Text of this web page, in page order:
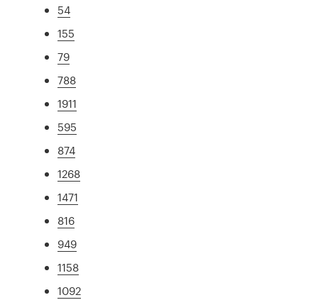
54
155
79
788
1911
595
874
1268
1471
816
949
1158
1092